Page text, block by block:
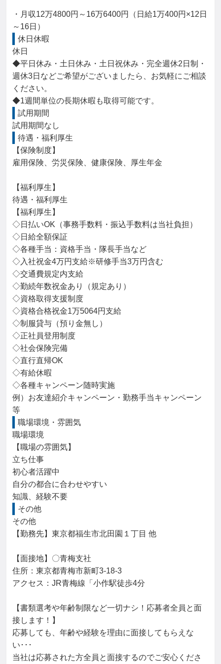
・月収12万4800円～16万6400円（日給1万400円×12日
～16日）
休日休暇
休日
◆平日休み・土日休み・土日祝休み・完全週休2日制・
週休3日などご希望がございましたら、お気軽にご相談
ください。
◆1週間単位の長期休暇も取得可能です。
試用期間
試用期間なし
待遇・福利厚生
【保険制度】
雇用保険、労災保険、健康保険、厚生年金
【福利厚生】
待遇・福利厚生
【福利厚生】
◇日払いOK（事務手数料・振込手数料は当社負担）
◇日給全額保証
◇各種手当：資格手当・隊長手当など
◇入社祝金4万円支給※研修手当3万円含む
◇交通費規定内支給
◇勤続年数祝金あり（規定あり）
◇資格取得支援制度
◇資格合格祝金1万5064円支給
◇制服貸与（預り金無し）
◇正社員登用制度
◇社会保険完備
◇直行直帰OK
◇有給休暇
◇各種キャンペーン随時実施
例）お友達紹介キャンペーン・勤務手当キャンペーン
等
職場環境・雰囲気
職場環境
【職場の雰囲気】
立ち仕事
初心者活躍中
自分の都合に合わせやすい
知識、経験不要
その他
その他
【勤務先】東京都福生市北田園１丁目 他
【面接地】〇青梅支社
住所：東京都青梅市新町3-18-3
アクセス：JR青梅線「小作駅徒歩4分
【書類選考や年齢制限など一切ナシ！応募者全員と面
接します！】
応募しても、年齢や経験を理由に面接してもらえな
い･･･
当社は応募された方全員と面接するのでご安心くださ